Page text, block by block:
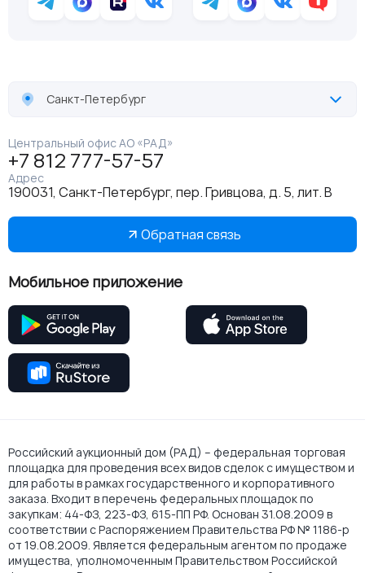
Санкт-Петербург
Центральный офис АО «РАД»
+7 812 777-57-57
Адрес
190031, Санкт-Петербург, пер. Гривцова, д. 5, лит. В
Обратная связь
Мобильное приложение
Российский аукционный дом (РАД) – федеральная торговая
площадка для проведения всех видов сделок с имуществом и
для работы в рамках государственного и корпоративного
заказа. Входит в перечень федеральных площадок по
закупкам: 44-ФЗ, 223-ФЗ, 615-ПП РФ. Основан 31.08.2009 в
соответствии с Распоряжением Правительства РФ № 1186-р
от 19.08.2009. Является федеральным агентом по продаже
имущества, уполномоченным Правительством Российской